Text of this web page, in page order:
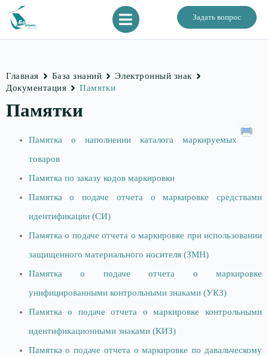
Задать вопрос
Главная База знаний
Электронный знак
Документация
Памятки
Памятки
Памятка о наполнении каталога маркируемых
товаров
Памятка по заказу кодов маркировки
Памятка о подаче отчета о маркировке средствами
идентификации (СИ)
Памятка о подаче отчета о маркировке при использовании
защищенного материального носителя (ЗМН)
Памятка о подаче отчета о маркировке
унифицированными контрольными знаками (УКЗ)
Памятка о подаче отчета о маркировке контрольными
идентификационными знаками (КИЗ)
Памятка о подаче отчета о маркировке по давальческому